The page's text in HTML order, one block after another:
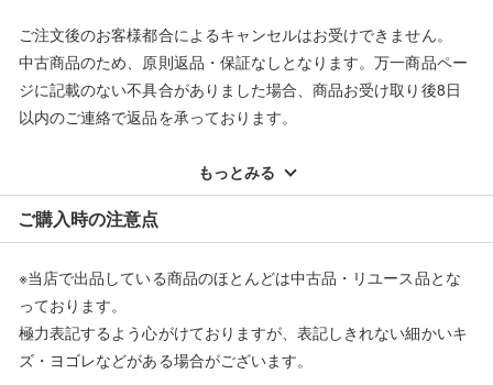
ご注文後のお客様都合によるキャンセルはお受けできません。
中古商品のため、原則返品・保証なしとなります。万一商品ペー
ジに記載のない不具合がありました場合、商品お受け取り後8日
以内のご連絡で返品を承っております。
配送料ともに当社負担で対応いたします。
※オンラインストアで購入頂いた商品は、店頭での返品はお受け
できません。また、商品の修理及び交換に関しては承ることがで
返品・交換について
もっとみる
ご購入時の注意点
※当店で出品している商品のほとんどは中古品・リユース品とな
っております。
極力表記するよう心がけておりますが、表記しきれない細かいキ
ズ・ヨゴレなどがある場合がございます。